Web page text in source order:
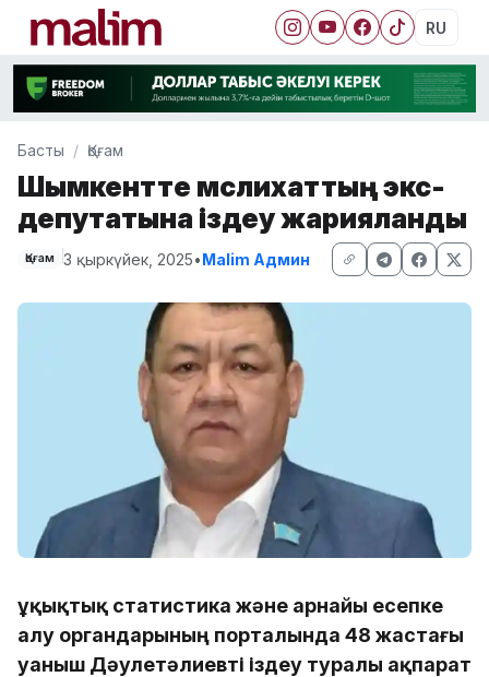
RU
Басты Қоғам
Шымкентте мәслихаттың экс-
депутатына іздеу жарияланды
Қоғам 3 қыркүйек, 2025•Malim Админ
Құқықтық статистика және арнайы есепке
алу органдарының порталында 48 жастағы
Қуаныш Дәулетәлиевті іздеу туралы ақпарат